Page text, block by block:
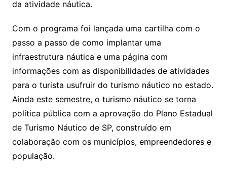
da atividade náutica.
Com o programa foi lançada uma cartilha com o
passo a passo de como implantar uma
infraestrutura náutica e uma página com
informações com as disponibilidades de atividades
para o turista usufruir do turismo náutico no estado.
Ainda este semestre, o turismo náutico se torna
política pública com a aprovação do Plano Estadual
de Turismo Náutico de SP, construído em
colaboração com os municípios, empreendedores e
população.